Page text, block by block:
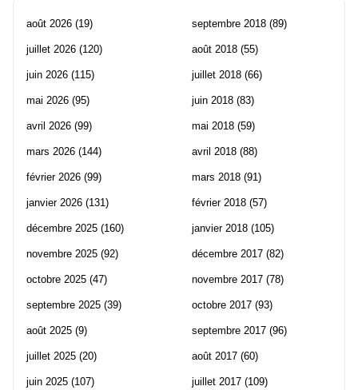
août 2026 (19)
juillet 2026 (120)
juin 2026 (115)
mai 2026 (95)
avril 2026 (99)
mars 2026 (144)
février 2026 (99)
janvier 2026 (131)
décembre 2025 (160)
novembre 2025 (92)
octobre 2025 (47)
septembre 2025 (39)
août 2025 (9)
juillet 2025 (20)
juin 2025 (107)
septembre 2018 (89)
août 2018 (55)
juillet 2018 (66)
juin 2018 (83)
mai 2018 (59)
avril 2018 (88)
mars 2018 (91)
février 2018 (57)
janvier 2018 (105)
décembre 2017 (82)
novembre 2017 (78)
octobre 2017 (93)
septembre 2017 (96)
août 2017 (60)
juillet 2017 (109)